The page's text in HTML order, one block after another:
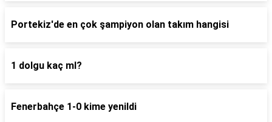
Portekiz'de en çok şampiyon olan takım hangisi
1 dolgu kaç ml?
Fenerbahçe 1-0 kime yenildi